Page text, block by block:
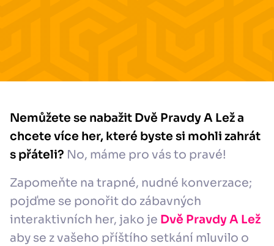
Nemůžete se nabažit Dvě Pravdy A Lež a
chcete více her, které byste si mohli zahrát
s přáteli? No, máme pro vás to pravé!
Zapomeňte na trapné, nudné konverzace;
pojďme se ponořit do zábavných
interaktivních her, jako je Dvě Pravdy A Lež
aby se z vašeho příštího setkání mluvilo o